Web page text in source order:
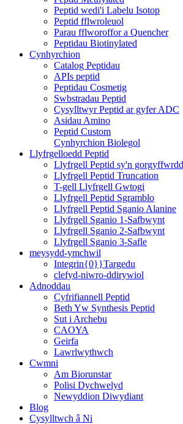
Peptid wedi'i Labelu Isotop
Peptid fflwroleuol
Parau fflworoffor a Quencher
Peptidau Biotinylated
Cynhyrchion
Catalog Peptidau
APIs peptid
Peptidau Cosmetig
Swbstradau Peptid
Cysylltwyr Peptid ar gyfer ADC
Asidau Amino
Peptid Custom
Cynhyrchion Biolegol
Llyfrgelloedd Peptid
Llyfrgell Peptid sy'n gorgyffwrdd
Llyfrgell Peptid Truncation
T-gell Llyfrgell Gwtogi
Llyfrgell Peptid Sgramblo
Llyfrgell Peptid Sganio Alanine
Llyfrgell Sganio 1-Safbwynt
Llyfrgell Sganio 2-Safbwynt
Llyfrgell Sganio 3-Safle
meysydd-ymchwil
Integrin{0}}Targedu
clefyd-niwro-ddirywiol
Adnoddau
Cyfrifiannell Peptid
Beth Yw Synthesis Peptid
Sut i Archebu
CAOYA
Geirfa
Lawrlwythwch
Cwmni
Am Biorunstar
Polisi Dychwelyd
Newyddion Diwydiant
Blog
Cysylltwch â Ni